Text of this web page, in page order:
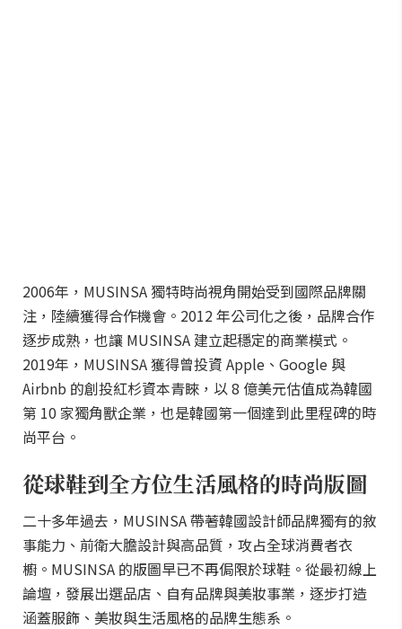
2006年，MUSINSA 獨特時尚視角開始受到國際品牌關
注，陸續獲得合作機會。2012 年公司化之後，品牌合作
逐步成熟，也讓 MUSINSA 建立起穩定的商業模式。
2019年，MUSINSA 獲得曾投資 Apple、Google 與
Airbnb 的創投紅杉資本青睞，以 8 億美元估值成為韓國
第 10 家獨角獸企業，也是韓國第一個達到此里程碑的時
尚平台。
從球鞋到全方位生活風格的時尚版圖
二十多年過去，MUSINSA 帶著韓國設計師品牌獨有的敘
事能力、前衛大膽設計與高品質，攻占全球消費者衣
櫥。MUSINSA 的版圖早已不再侷限於球鞋。從最初線上
論壇，發展出選品店、自有品牌與美妝事業，逐步打造
涵蓋服飾、美妝與生活風格的品牌生態系。